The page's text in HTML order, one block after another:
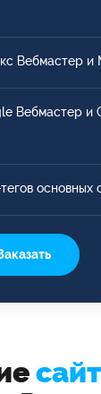
Вебмастер и
Вебмастер и
основных